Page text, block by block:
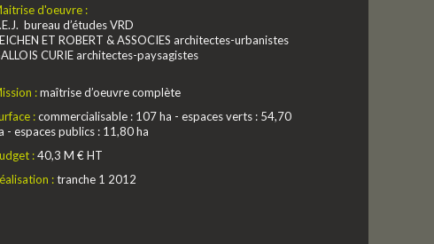
d'oeuvre :
bureau d’études VRD
ET ROBERT & ASSOCIES architectes-urbanistes
CURIE architectes-paysagistes
:maîtrise d’oeuvre complète
:commercialisable : 107 ha - espaces verts : 54,70
- espaces publics : 11,80 ha
:40,3 M € HT
:tranche 1 2012